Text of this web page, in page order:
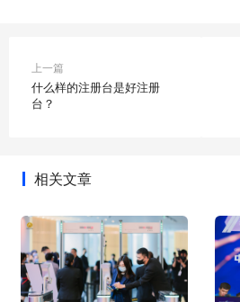
上一篇
什么样的注册台是好注册
台？
相关文章